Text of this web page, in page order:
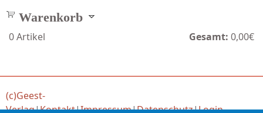
Warenkorb
0Artikel Gesamt: 0,00€
(c)Geest-
Verlag|Kontakt|Impressum|Datenschutz|Login